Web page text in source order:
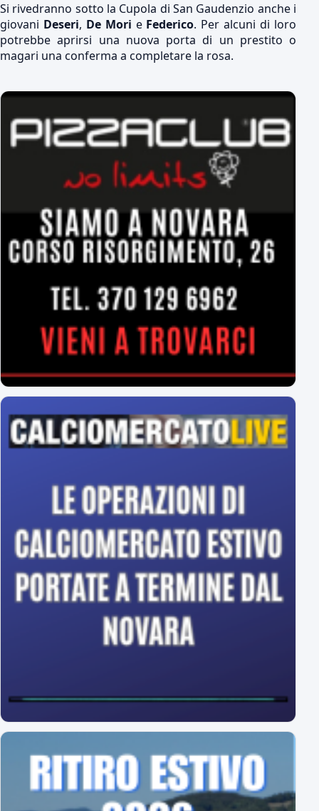
Si rivedranno sotto la Cupola di San Gaudenzio anche i
giovani Deseri, De Mori e Federico. Per alcuni di loro
potrebbe aprirsi una nuova porta di un prestito o
magari una conferma a completare la rosa.